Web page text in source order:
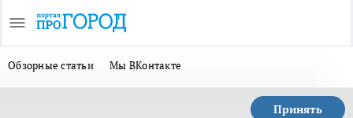
Обзорные статьи Мы ВКонтакте
Принять